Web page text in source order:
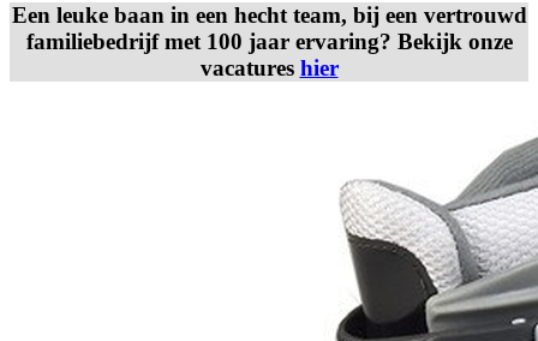
Een leuke baan in een hecht team, bij een vertrouwd
familiebedrijf met 100 jaar ervaring? Bekijk onze
vacatures hier